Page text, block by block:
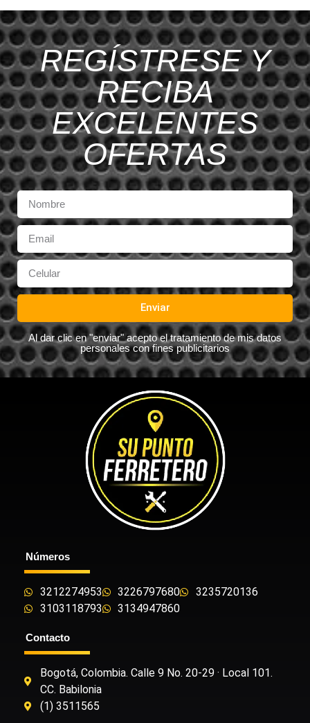
REGÍSTRESE Y
RECIBA
EXCELENTES
OFERTAS
Enviar
Al dar clic en "enviar" acepto el tratamiento de mis datos
personales con fines publicitarios
Números
3212274953 3226797680
3235720136
3103118793
3134947860
Contacto
Bogotá, Colombia. Calle 9 No. 20-29 · Local 101.
CC. Babilonia
(1) 3511565